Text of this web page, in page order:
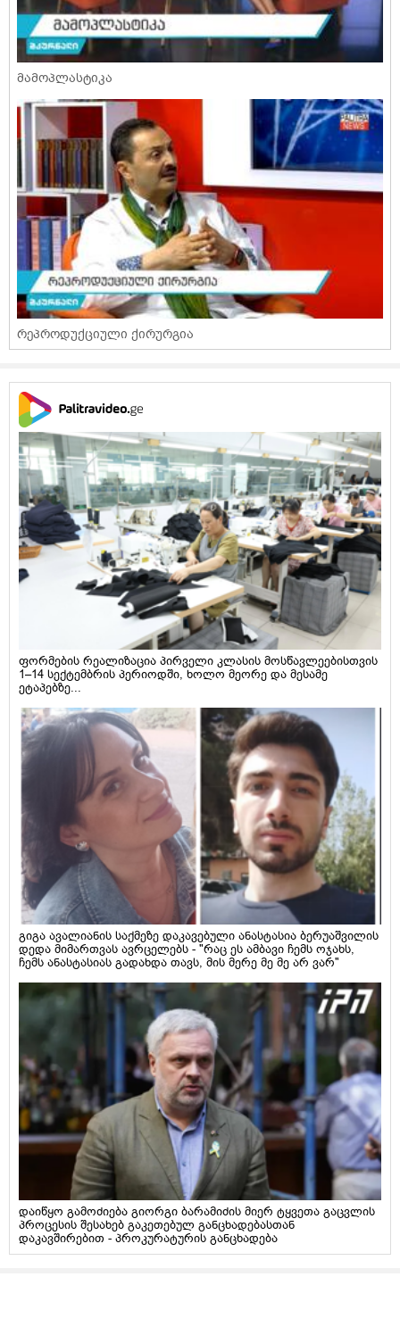
მამოპლასტიკა
რეპროდუქციული ქირურგია
ფორმების რეალიზაცია პირველი კლასის მოსწავლეებისთვის
1–14 სექტემბრის პერიოდში, ხოლო მეორე და მესამე
ეტაპებზე...
გიგა ავალიანის საქმეზე დაკავებული ანასტასია ბერუაშვილის
დედა მიმართვას ავრცელებს - "რაც ეს ამბავი ჩემს ოჯახს,
ჩემს ანასტასიას გადახდა თავს, მის მერე მე მე არ ვარ"
დაიწყო გამოძიება გიორგი ბარამიძის მიერ ტყვეთა გაცვლის
პროცესის შესახებ გაკეთებულ განცხადებასთან
დაკავშირებით - პროკურატურის განცხადება